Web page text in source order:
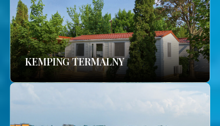
KEMPING TERMALNY